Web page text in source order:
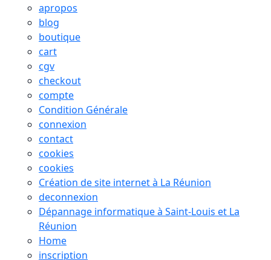
apropos
blog
boutique
cart
cgv
checkout
compte
Condition Générale
connexion
contact
cookies
cookies
Création de site internet à La Réunion
deconnexion
Dépannage informatique à Saint-Louis et La
Réunion
Home
inscription